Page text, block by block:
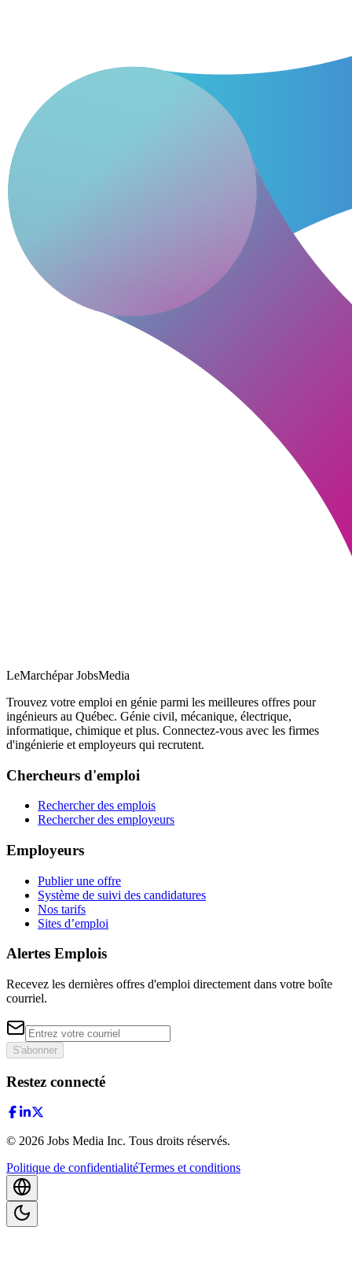
LeMarchépar JobsMedia
Trouvez votre emploi en génie parmi les meilleures offres pour
ingénieurs au Québec. Génie civil, mécanique, électrique,
informatique, chimique et plus. Connectez-vous avec les firmes
d'ingénierie et employeurs qui recrutent.
Chercheurs d'emploi
Rechercher des emplois
Rechercher des employeurs
Employeurs
Publier une offre
Système de suivi des candidatures
Nos tarifs
Sites d’emploi
Alertes Emplois
Recevez les dernières offres d'emploi directement dans votre boîte
courriel.
S'abonner
Restez connecté
© 2026 Jobs Media Inc. Tous droits réservés.
Politique de confidentialitéTermes et conditions